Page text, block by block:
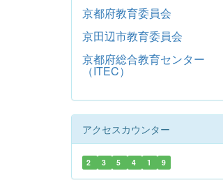
京都府教育委員会
京田辺市教育委員会
京都府総合教育センター
（ITEC）
アクセスカウンター
2 3 5 4 1 9